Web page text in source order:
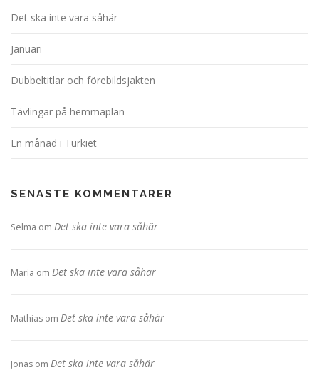
g
e
i
g
Det ska inte vara såhär
Januari
Dubbeltitlar och förebildsjakten
Tävlingar på hemmaplan
En månad i Turkiet
SENASTE KOMMENTARER
Selma om Det ska inte vara såhär
Maria om Det ska inte vara såhär
Mathias om Det ska inte vara såhär
Jonas om Det ska inte vara såhär